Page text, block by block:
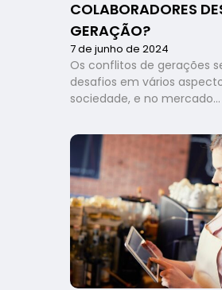
desafios
do
setor
continuam
COLABORADORES
GERAÇÃO?
7 de junho de 2024
Os conflitos de gerações
desafios em vários
sociedade, e no mercado…